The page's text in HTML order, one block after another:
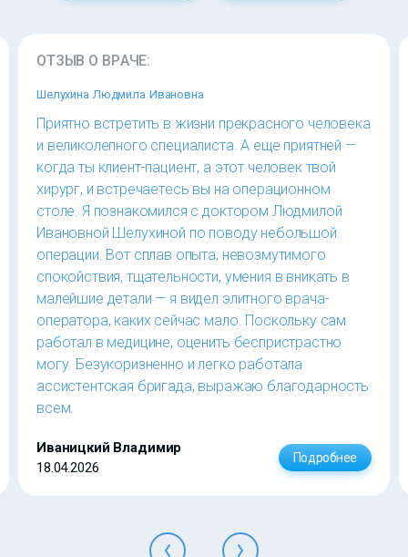
ОТЗЫВ О ВРАЧЕ:
Шелухина Людмила Ивановна
Приятно встретить в жизни прекрасного человека
и великолепного специалиста. А еще приятней —
когда ты клиент-пациент, а этот человек твой
хирург, и встречаетесь вы на операционном
столе. Я познакомился с доктором Людмилой
Ивановной Шелухиной по поводу небольшой
операции. Вот сплав опыта, невозмутимого
спокойствия, тщательности, умения в вникать в
малейшие детали — я видел элитного врача-
оператора, каких сейчас мало. Поскольку сам
работал в медицине, оценить беспристрастно
могу. Безукоризненно и легко работала
ассистентская бригада, выражаю благодарность
всем.
Иваницкий Владимир
18.04.2026
Подробнее